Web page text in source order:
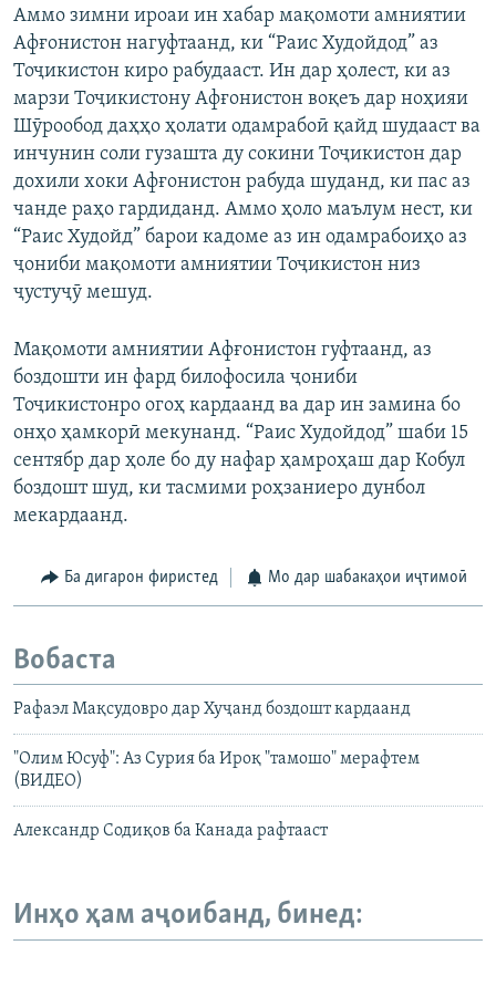
Аммо зимни ироаи ин хабар мақомоти амниятии
Афғонистон нагуфтаанд, ки “Раис Худойдод” аз
Тоҷикистон киро рабудааст. Ин дар ҳолест, ки аз
марзи Тоҷикистону Афғонистон воқеъ дар ноҳияи
Шӯрообод даҳҳо ҳолати одамрабоӣ қайд шудааст ва
инчунин соли гузашта ду сокини Тоҷикистон дар
дохили хоки Афғонистон рабуда шуданд, ки пас аз
чанде раҳо гардиданд. Аммо ҳоло маълум нест, ки
“Раис Худойд” барои кадоме аз ин одамрабоиҳо аз
ҷониби мақомоти амниятии Тоҷикистон низ
ҷустуҷӯ мешуд.
Мақомоти амниятии Афғонистон гуфтаанд, аз
боздошти ин фард билофосила ҷониби
Тоҷикистонро огоҳ кардаанд ва дар ин замина бо
онҳо ҳамкорӣ мекунанд. “Раис Худойдод” шаби 15
сентябр дар ҳоле бо ду нафар ҳамроҳаш дар Кобул
боздошт шуд, ки тасмими роҳзаниеро дунбол
мекардаанд.
Ба дигарон фиристед Мо дар шабакаҳои иҷтимоӣ
Вобаста
Рафаэл Мақсудовро дар Хуҷанд боздошт кардаанд
"Олим Юсуф": Аз Сурия ба Ироқ "тамошо" мерафтем
(ВИДЕО)
Александр Содиқов ба Канада рафтааст
Инҳо ҳам аҷоибанд, бинед: